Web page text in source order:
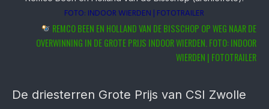
FOTO: INDOOR WIERDEN | FOTOTRAILER
REMCO BEEN EN HOLLAND VAN DE BISSCHOP OP WEG NAAR DE
OVERWINNING IN DE GROTE PRIJS INDOOR WIERDEN. FOTO: INDOOR
WIERDEN | FOTOTRAILER
De driesterren Grote Prijs van CSI Zwolle